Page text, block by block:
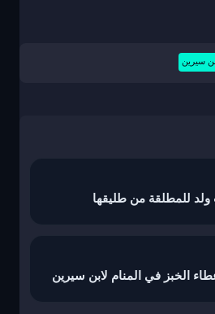
سيرين
للمطلقة من طليقها
الخبز في المنام لابن سيرين